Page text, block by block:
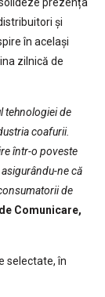
și
în același
zilnică de
tehnologiei de
coafurii.
într-o poveste
ne că
de
Comunicare,
selectate, în